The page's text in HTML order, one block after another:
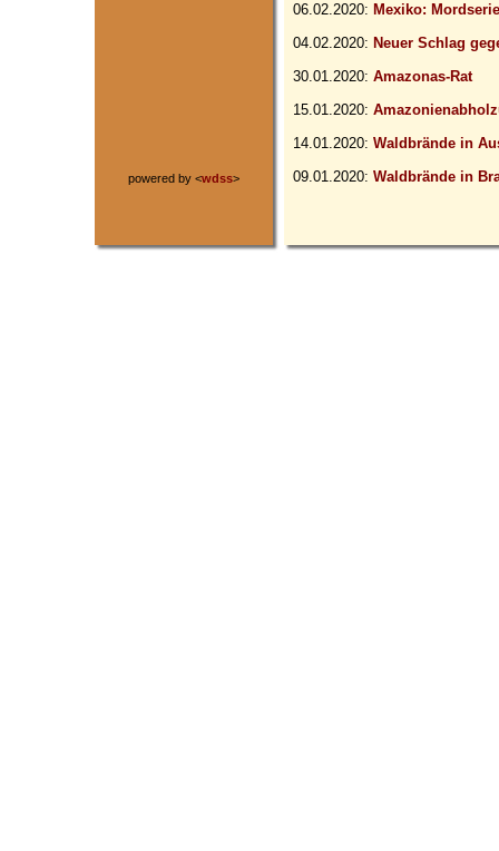
powered by <wdss>
06.02.2020: Mexiko:
04.02.2020: Neuer Schlag
30.01.2020: Amazonas-Rat
15.01.2020:
14.01.2020: Waldbrände in
09.01.2020: Waldbrände in